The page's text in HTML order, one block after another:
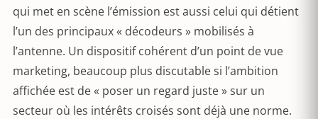
qui met en scène l’émission est aussi celui qui détient
l’un des principaux « décodeurs » mobilisés à
l’antenne. Un dispositif cohérent d’un point de vue
marketing, beaucoup plus discutable si l’ambition
affichée est de « poser un regard juste » sur un
secteur où les intérêts croisés sont déjà une norme.